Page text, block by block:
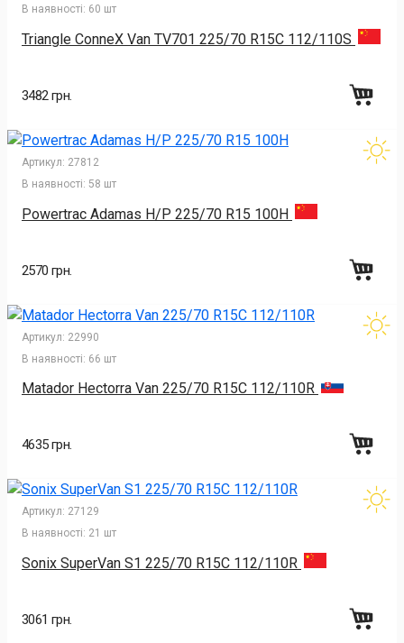
В наявності: 60 шт
Triangle ConneX Van TV701 225/70 R15C 112/110S
3482 грн.
Артикул: 27812
В наявності: 58 шт
Powertrac Adamas H/P 225/70 R15 100H
2570 грн.
Артикул: 22990
В наявності: 66 шт
Matador Hectorra Van 225/70 R15C 112/110R
4635 грн.
Артикул: 27129
В наявності: 21 шт
Sonix SuperVan S1 225/70 R15C 112/110R
3061 грн.